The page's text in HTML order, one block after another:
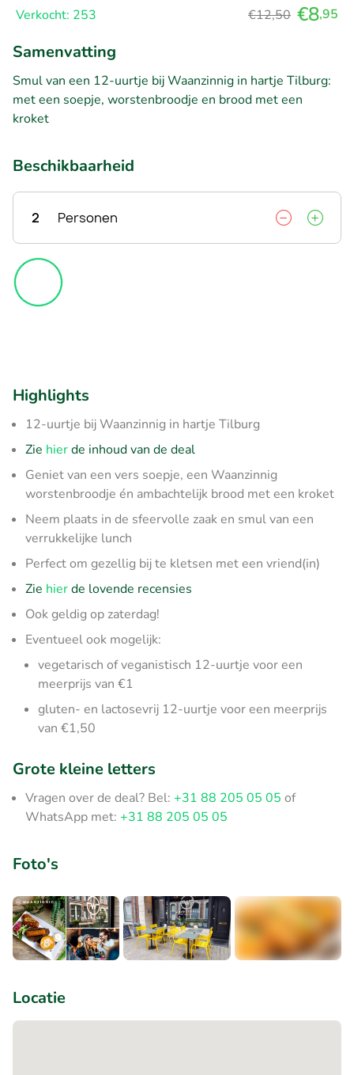
Verkocht: 253 €12,50 €8,95
Samenvatting
Smul van een 12-uurtje bij Waanzinnig in hartje Tilburg:
met een soepje, worstenbroodje en brood met een
kroket
Beschikbaarheid
2 Personen
Highlights
12-uurtje bij Waanzinnig in hartje Tilburg
Zie hierde inhoud van de deal
Geniet van een vers soepje, een Waanzinnig
worstenbroodje én ambachtelijk brood met een kroket
Neem plaats in de sfeervolle zaak en smul van een
verrukkelijke lunch
Perfect om gezellig bij te kletsen met een vriend(in)
Zie hierde lovende recensies
Ook geldig op zaterdag!
Eventueel ook mogelijk:
vegetarisch of veganistisch 12-uurtje voor een
meerprijs van €1
gluten- en lactosevrij 12-uurtje voor een meerprijs
van €1,50
Grote kleine letters
Vragen over de deal? Bel: +31 88 205 05 05 of
WhatsApp met: +31 88 205 05 05
Foto's
Locatie